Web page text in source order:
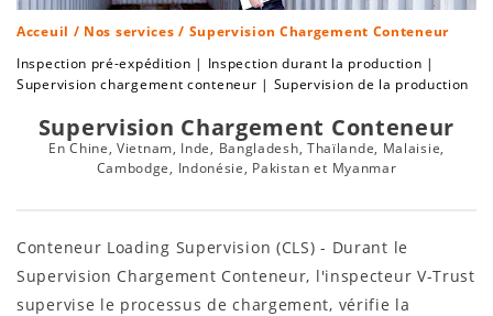
Acceuil / Nos services / Supervision Chargement Conteneur
Inspection pré-expédition | Inspection durant la production |
Supervision chargement conteneur | Supervision de la production
Supervision Chargement Conteneur
En Chine, Vietnam, Inde, Bangladesh, Thaïlande, Malaisie,
Cambodge, Indonésie, Pakistan et Myanmar
Conteneur Loading Supervision (CLS) - Durant le
Supervision Chargement Conteneur, l'inspecteur V-Trust
supervise le processus de chargement, vérifie la